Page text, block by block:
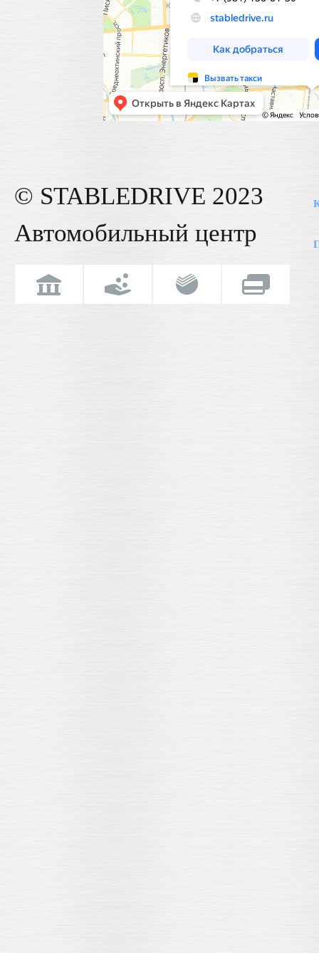
© STABLEDRIVE 2023
Автомобильный центр